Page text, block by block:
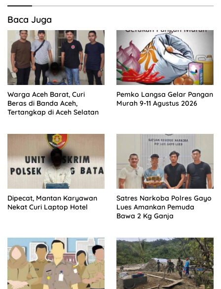
Baca Juga
Warga Aceh Barat, Curi
Beras di Banda Aceh,
Tertangkap di Aceh Selatan
Pemko Langsa Gelar Pangan
Murah 9-11 Agustus 2026
Dipecat, Mantan Karyawan
Nekat Curi Laptop Hotel
Satres Narkoba Polres Gayo
Lues Amankan Pemuda
Bawa 2 Kg Ganja